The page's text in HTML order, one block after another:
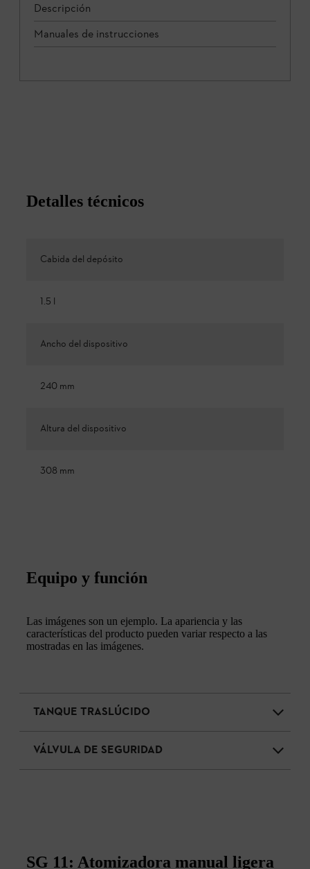
Descripción
Manuales de instrucciones
Detalles técnicos
Cabida del depósito
1.5 l
Ancho del dispositivo
240 mm
Altura del dispositivo
308 mm
Equipo y función
Las imágenes son un ejemplo. La apariencia y las
características del producto pueden variar respecto a las
mostradas en las imágenes.
TANQUE TRASLÚCIDO
VÁLVULA DE SEGURIDAD
SG 11: Atomizadora manual ligera